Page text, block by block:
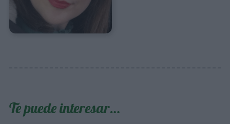
Te puede interesar…